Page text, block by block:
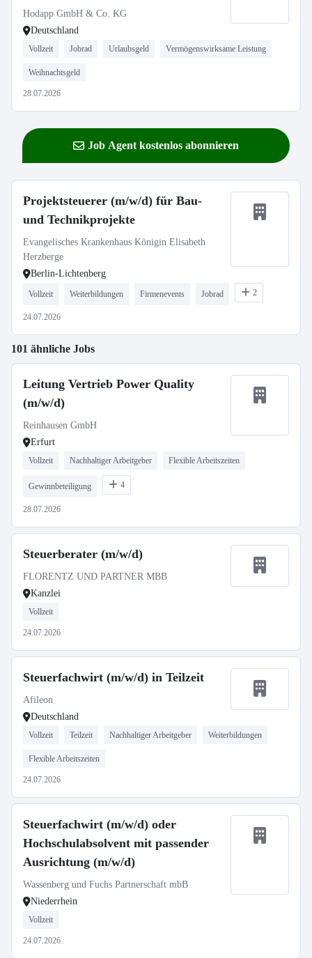
Hodapp GmbH & Co. KG
Deutschland
Vollzeit Jobrad Urlaubsgeld Vermögenswirksame Leistung
Weihnachtsgeld
28.07.2026
Job Agent kostenlos abonnieren
Projektsteuerer (m/w/d) für Bau-
und Technikprojekte
Evangelisches Krankenhaus Königin Elisabeth
Herzberge
Berlin-Lichtenberg
Vollzeit Weiterbildungen Firmenevents Jobrad 2
24.07.2026
101 ähnliche Jobs
Leitung Vertrieb Power Quality
(m/w/d)
Reinhausen GmbH
Erfurt
Vollzeit Nachhaltiger Arbeitgeber Flexible Arbeitszeiten
Gewinnbeteiligung 4
28.07.2026
Steuerberater (m/w/d)
FLORENTZ UND PARTNER MBB
Kanzlei
Vollzeit
24.07.2026
Steuerfachwirt (m/w/d) in Teilzeit
Afileon
Deutschland
Vollzeit Teilzeit Nachhaltiger Arbeitgeber Weiterbildungen
Flexible Arbeitszeiten
24.07.2026
Steuerfachwirt (m/w/d) oder
Hochschulabsolvent mit passender
Ausrichtung (m/w/d)
Wassenberg und Fuchs Partnerschaft mbB
Niederrhein
Vollzeit
24.07.2026